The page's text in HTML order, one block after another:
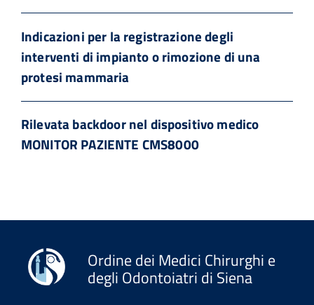
Indicazioni per la registrazione degli
interventi di impianto o rimozione di una
protesi mammaria
Rilevata backdoor nel dispositivo medico
MONITOR PAZIENTE CMS8000
Ordine dei Medici Chirurghi e
degli Odontoiatri di Siena